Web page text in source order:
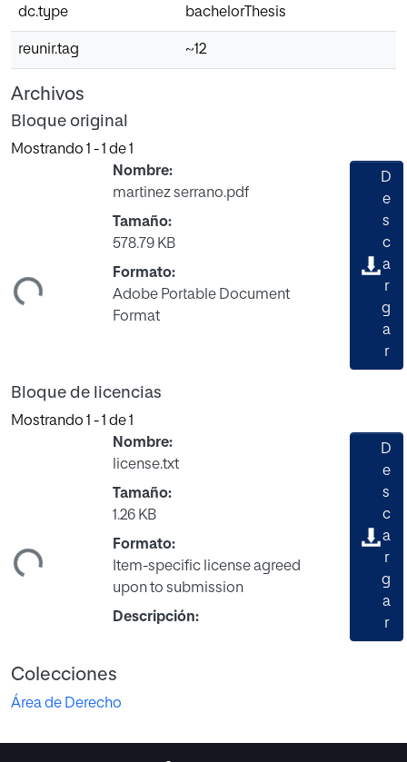
dc.type bachelorThesis
reunir.tag ~12
Archivos
Bloque original
Mostrando 1 - 1 de 1
Nombre:
martinez serrano.pdf
Tamaño:
578.79 KB
Formato:
Adobe Portable Document
Format
D
e
s
c
a
r
g
a
r
Bloque de licencias
Mostrando 1 - 1 de 1
Nombre:
license.txt
Tamaño:
1.26 KB
Formato:
Item-specific license agreed
upon to submission
Descripción:
D
e
s
c
a
r
g
a
r
Colecciones
Área de Derecho